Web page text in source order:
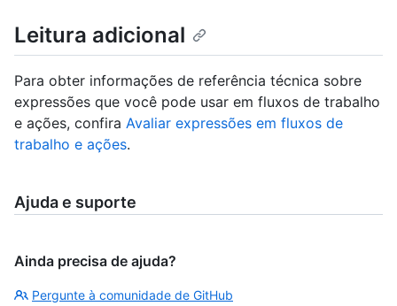
Leitura adicional
Para obter informações de referência técnica sobre
expressões que você pode usar em fluxos de trabalho
e ações, confira Avaliar expressões em fluxos de
trabalho e ações.
Ajuda e suporte
Ainda precisa de ajuda?
Pergunte à comunidade de GitHub